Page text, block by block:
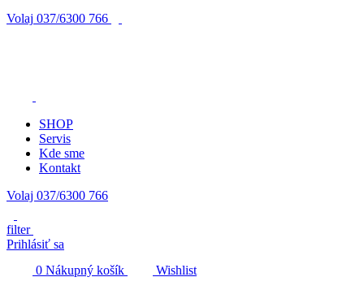
Volaj 037/6300 766
SHOP
Servis
Kde sme
Kontakt
Volaj 037/6300 766
filter
Prihlásiť sa
0 Nákupný košík
Wishlist